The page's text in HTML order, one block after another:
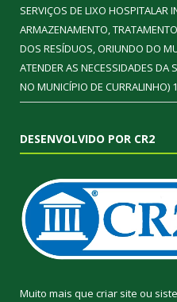
SERVIÇOS DE LIXO HOSPITALAR
ARMAZENAMENTO,
DOS RESÍDUOS, ORIUNDO DO
ATENDER AS NECESSIDADES DA
NO MUNICÍPIO DE CURRALINHO)
DESENVOLVIDO POR CR2
Muito mais que criar site ou